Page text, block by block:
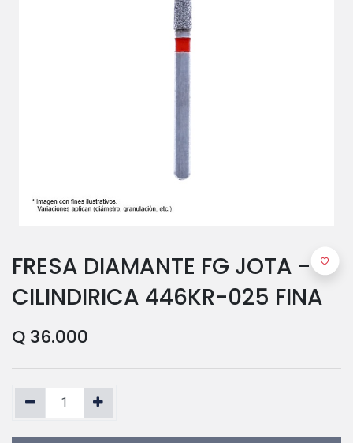
FRESA DIAMANTE FG JOTA -
CILINDIRICA 446KR-025 FINA
Q 36.000